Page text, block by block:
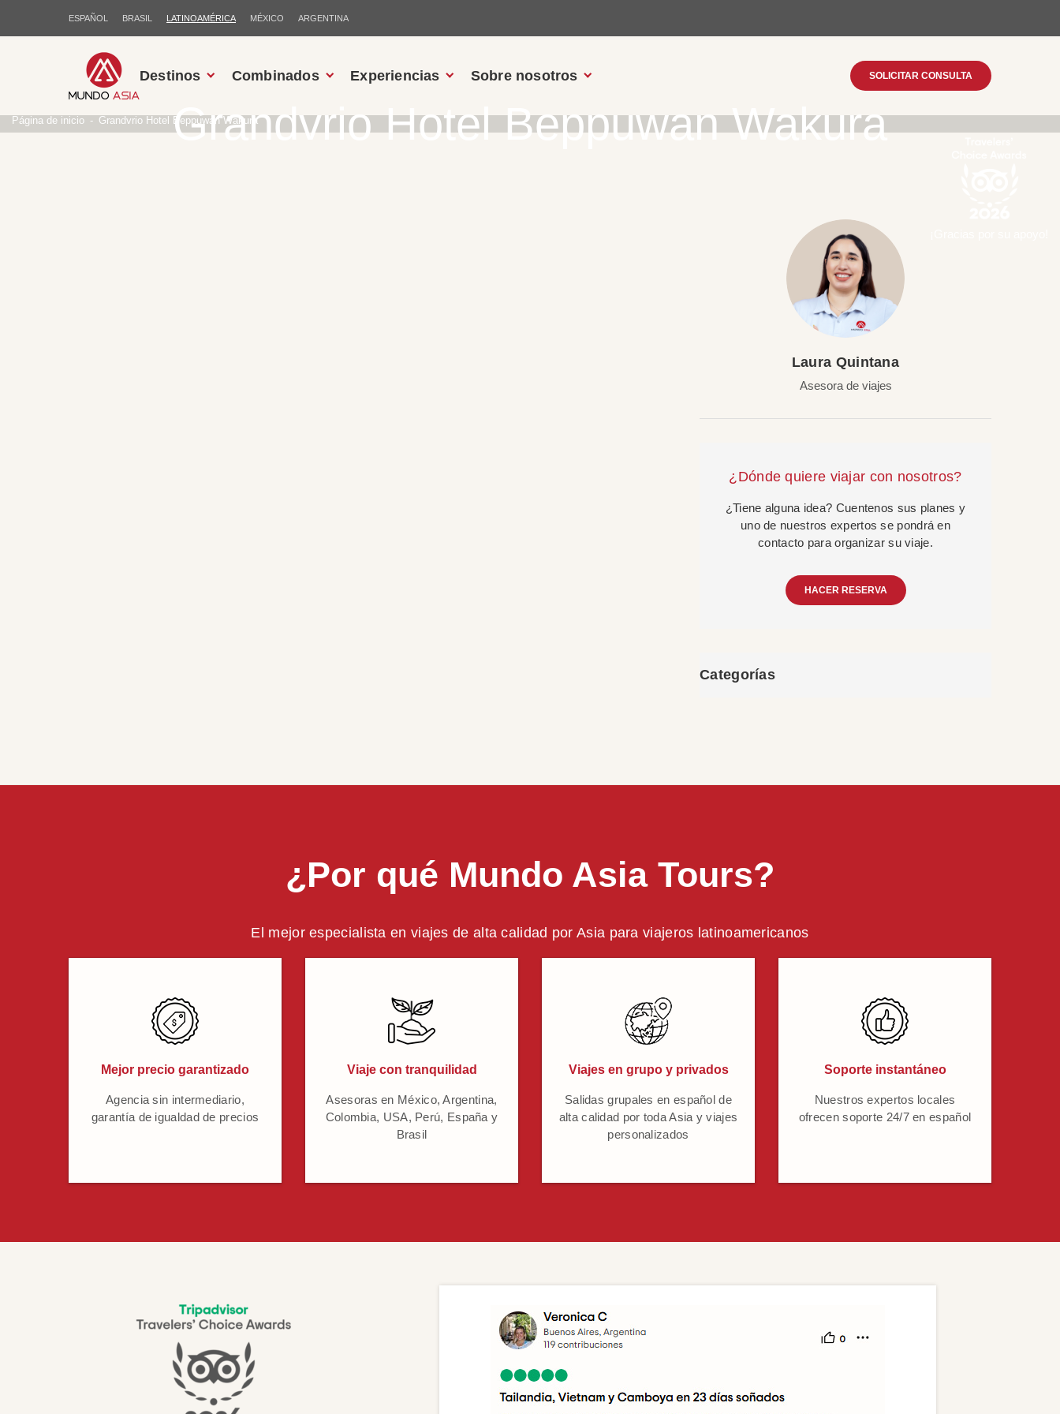
ESPAÑOL BRASIL LATINOAMÉRICA MÉXICO ARGENTINA
Destinos Combinados Experiencias Sobre nosotros SOLICITAR CONSULTA
Grandvrio Hotel Beppuwan Wakura
Página de inicio Grandvrio Hotel Beppuwan Wakura
Laura Quintana
Asesora de viajes
¿Dónde quiere viajar con nosotros?
¿Tiene alguna idea? Cuentenos sus planes y
uno de nuestros expertos se pondrá en
contacto para organizar su viaje.
HACER RESERVA
Categorías
¿Por qué Mundo Asia Tours?
El mejor especialista en viajes de alta calidad por Asia para viajeros latinoamericanos
Mejor precio garantizado
Agencia sin intermediario,
garantía de igualdad de precios
Viaje con tranquilidad
Asesoras en México, Argentina,
Colombia, USA, Perú, España y
Brasil
Viajes en grupo y privados
Salidas grupales en español de
alta calidad por toda Asia y viajes
personalizados
Soporte instantáneo
Nuestros expertos locales
ofrecen soporte 24/7 en español